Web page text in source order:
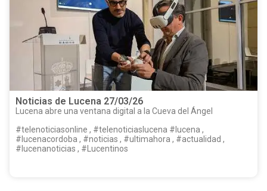
Noticias de Lucena 27/03/26
Lucena abre una ventana digital a la Cueva del Ángel
#telenoticiasonline , #telenoticiaslucena #lucena ,
#lucenacordoba , #noticias , #ultimahora , #actualidad ,
#lucenanoticias , #Lucentinos